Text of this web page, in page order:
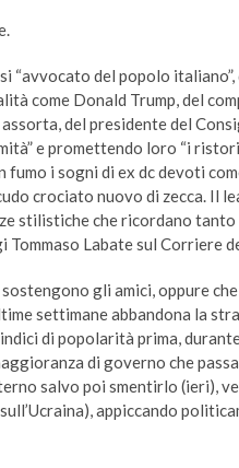
del popolo italiano”,
come Donald Trump, del
del presidente del
e promettendo loro “i
fumo i sogni di ex dc devoti
crociato nuovo di zecca. Il
stilistiche che ricordano
Tommaso Labate sul Corriere
gli amici, oppure
settimane abbandona la
di popolarità prima,
di governo che
salvo poi smentirlo (ieri),
appiccando